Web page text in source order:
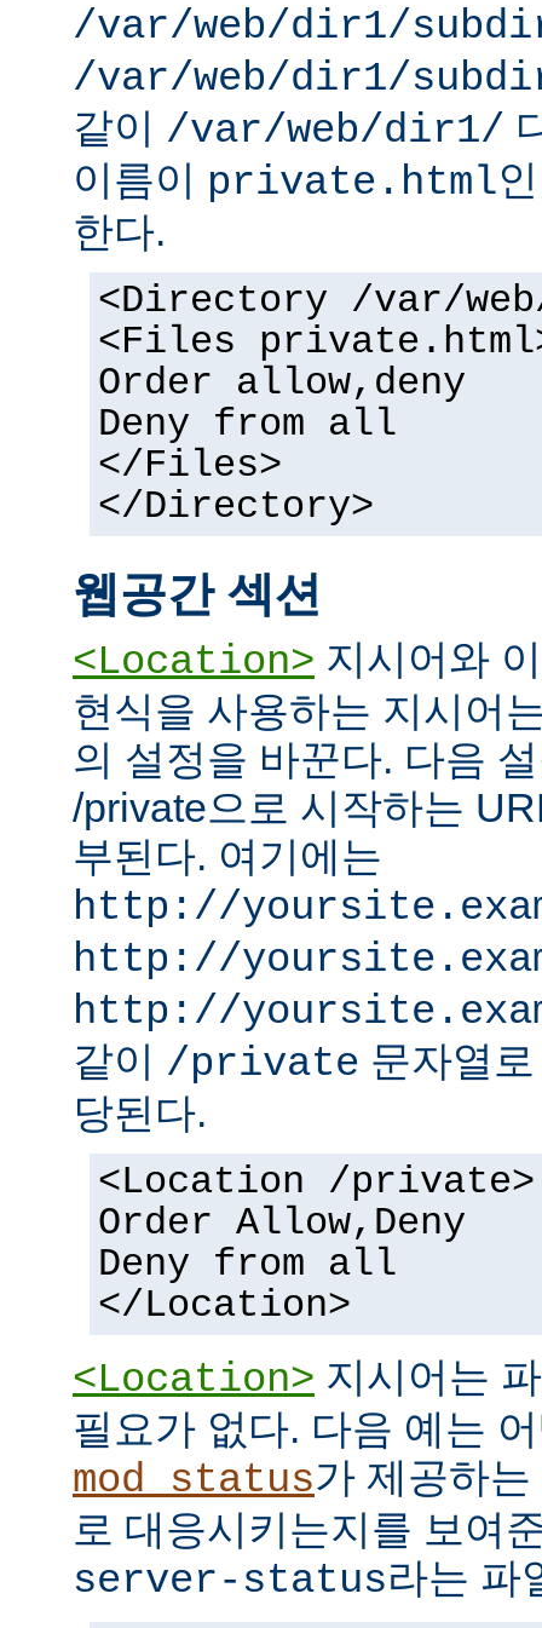
/var/web/dir1/
/var/web/dir1/
같이 /var/web/dir1/
이름이 private.html
한다.
<Directory /var/
<Files
Order allow,deny
Deny from all
</Files>
</Directory>
웹공간 섹션
<Location> 지시어와
현식을 사용하는 지시어
의 설정을 바꾼다. 다음
/private으로 시작하는
부된다. 여기에는
http://
http://
http://
같이 /private 문자열
당된다.
<Location /private>
Order Allow,Deny
Deny from all
</Location>
<Location> 지시어는
필요가 없다. 다음 예는
mod_status가 제공하
로 대응시키는지를 보여
server-status라는 파